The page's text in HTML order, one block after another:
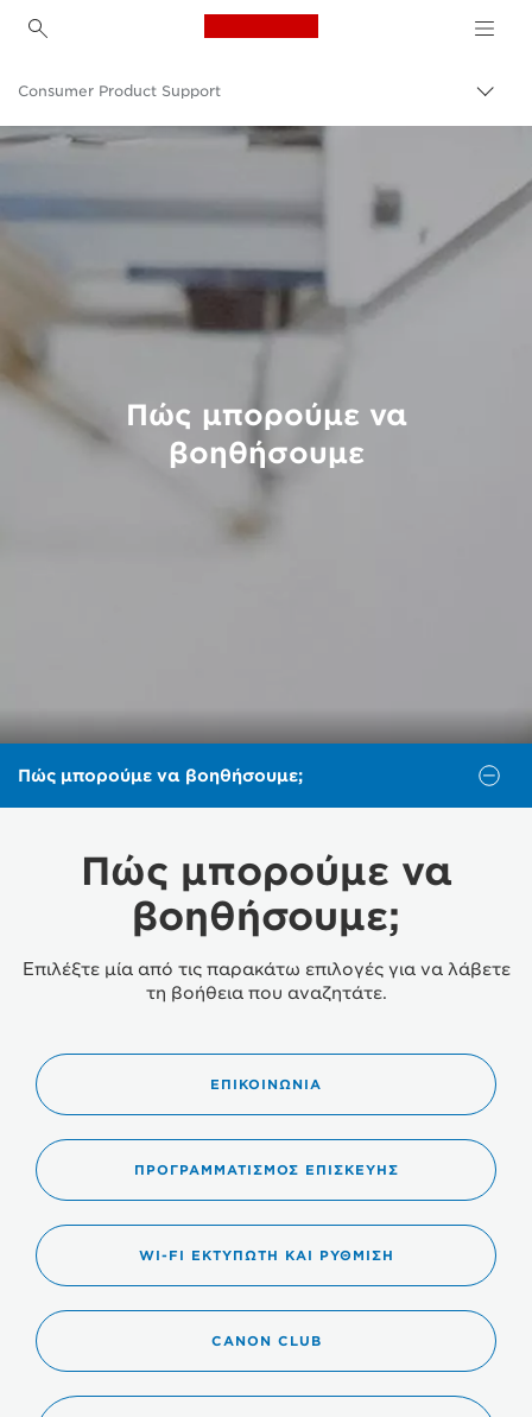
Canon Logo, back to
Canon
Consumer Product Support
Πώς μπορούμε να
βοηθήσουμε
Πώς μπορούμε να βοηθήσουμε;
Πώς μπορούμε να
βοηθήσουμε;
Επιλέξτε μία από τις παρακάτω επιλογές για να λάβετε
τη βοήθεια που αναζητάτε.
ΕΠΙΚΟΙΝΩΝΊΑ
ΠΡΟΓΡΑΜΜΑΤΙΣΜΌΣ ΕΠΙΣΚΕΥΉΣ
WI-FI ΕΚΤΥΠΩΤΉ ΚΑΙ ΡΎΘΜΙΣΗ
CANON CLUB